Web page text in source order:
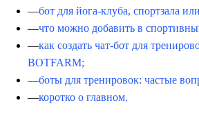
бот для йога-клуба, спортзала
что можно добавить в
как создать чат-бот для
BOTFARM;
боты для тренировок: частые
коротко о главном.